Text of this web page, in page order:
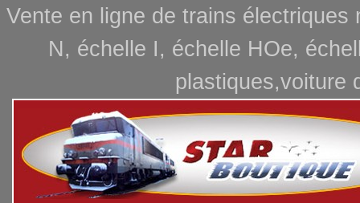
Vente en ligne de trains
N, échelle I, échelle HOe,
plastiques,voiture